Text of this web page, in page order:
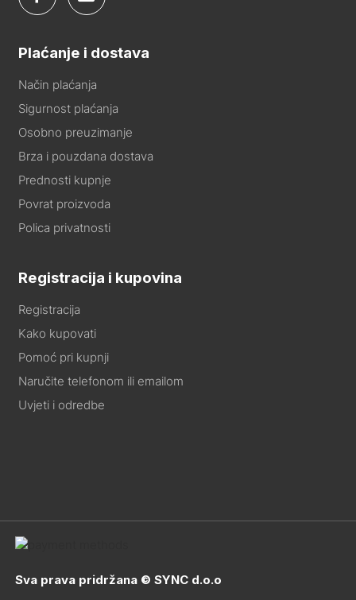
Plaćanje i dostava
Način plaćanja
Sigurnost plaćanja
Osobno preuzimanje
Brza i pouzdana dostava
Prednosti kupnje
Povrat proizvoda
Polica privatnosti
Registracija i kupovina
Registracija
Kako kupovati
Pomoć pri kupnji
Naručite telefonom ili emailom
Uvjeti i odredbe
Sva prava pridržana © SYNC d.o.o